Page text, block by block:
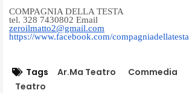
COMPAGNIA DELLA TESTA
tel. 328 7430802 Email
zeroilmatto2@gmail.com
https://www.facebook.com/compagniadellatesta
Tags Ar.Ma Teatro Commedia
Teatro